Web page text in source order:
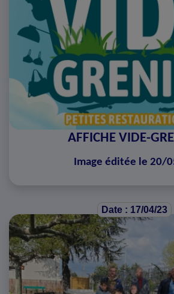
AFFICHE VIDE-
Image éditée le 20/
Date : 17/04/23